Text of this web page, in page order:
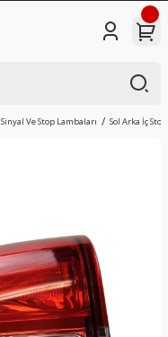
Sinyal Ve Stop Lambaları Sol Arka İç